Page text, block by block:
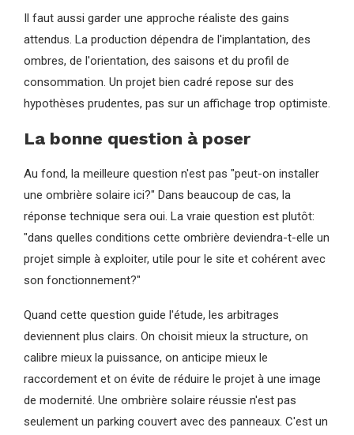
Il faut aussi garder une approche réaliste des gains
attendus. La production dépendra de l'implantation, des
ombres, de l'orientation, des saisons et du profil de
consommation. Un projet bien cadré repose sur des
hypothèses prudentes, pas sur un affichage trop optimiste.
La bonne question à poser
Au fond, la meilleure question n'est pas "peut-on installer
une ombrière solaire ici?" Dans beaucoup de cas, la
réponse technique sera oui. La vraie question est plutôt:
"dans quelles conditions cette ombrière deviendra-t-elle un
projet simple à exploiter, utile pour le site et cohérent avec
son fonctionnement?"
Quand cette question guide l'étude, les arbitrages
deviennent plus clairs. On choisit mieux la structure, on
calibre mieux la puissance, on anticipe mieux le
raccordement et on évite de réduire le projet à une image
de modernité. Une ombrière solaire réussie n'est pas
seulement un parking couvert avec des panneaux. C'est un